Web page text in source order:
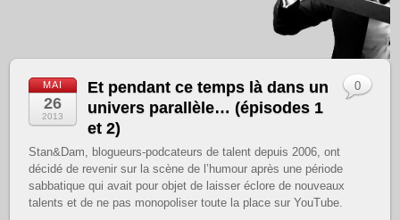
MAI
26
2013
Et pendant ce temps là dans un
univers parallèle… (épisodes 1
et 2)
Stan&Dam, blogueurs-podcateurs de talent depuis 2006, ont
décidé de revenir sur la scène de l’humour après une période
sabbatique qui avait pour objet de laisser éclore de nouveaux
talents et de ne pas monopoliser toute la place sur YouTube.
0